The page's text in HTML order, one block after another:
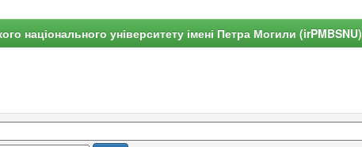
національного університету імені Петра Могили (irPMBSNU)